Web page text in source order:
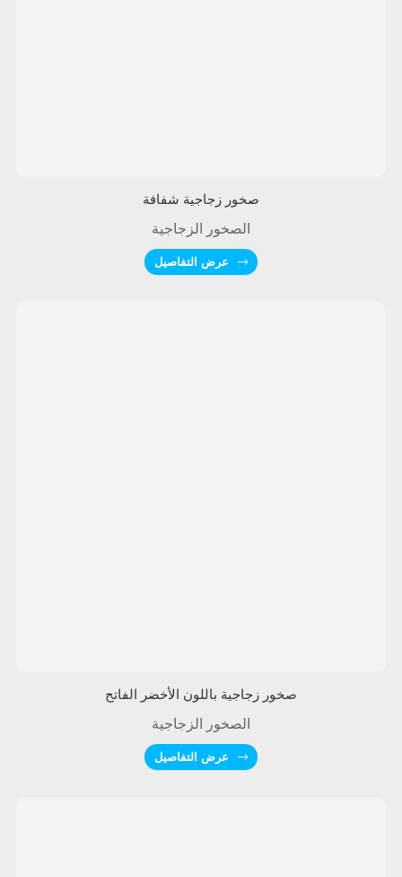
صخور زجاجية شفافة
الصخور الزجاجية
عرض التفاصيل
صخور زجاجية باللون الأخضر الفاتح
الصخور الزجاجية
عرض التفاصيل